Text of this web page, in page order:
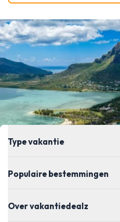
Type vakantie
Populaire bestemmingen
Over vakantiedealz